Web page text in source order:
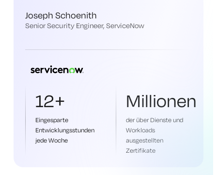
Joseph Schoenith
Senior Security Engineer, ServiceNow
12+
Eingesparte
Entwicklungsstunden
jede Woche
Millionen
der über Dienste und
Workloads
ausgestellten
Zertifikate